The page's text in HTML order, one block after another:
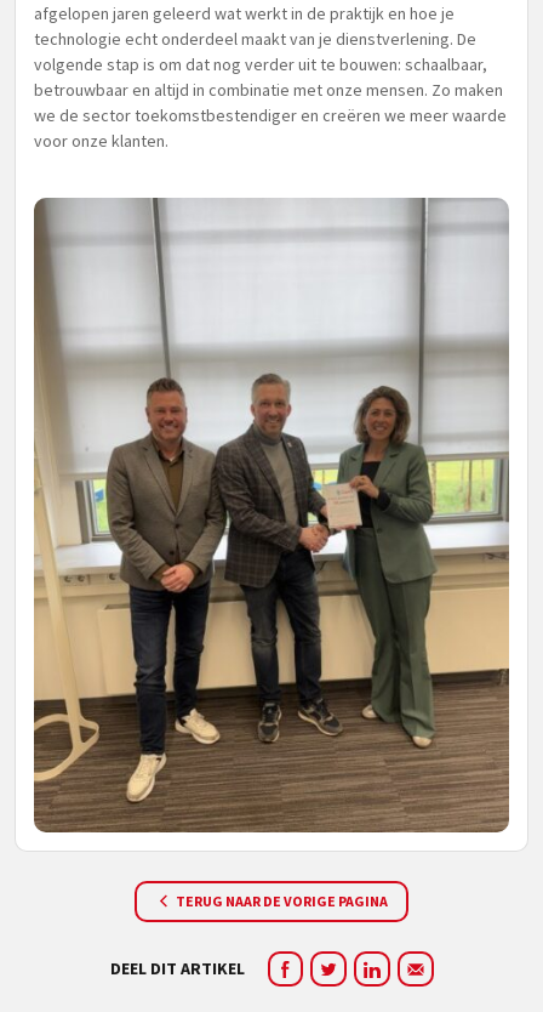
afgelopen jaren geleerd wat werkt in de praktijk en hoe je
technologie echt onderdeel maakt van je dienstverlening. De
volgende stap is om dat nog verder uit te bouwen: schaalbaar,
betrouwbaar en altijd in combinatie met onze mensen. Zo maken
we de sector toekomstbestendiger en creëren we meer waarde
voor onze klanten.
TERUG NAAR DE VORIGE PAGINA
DEEL DIT ARTIKEL